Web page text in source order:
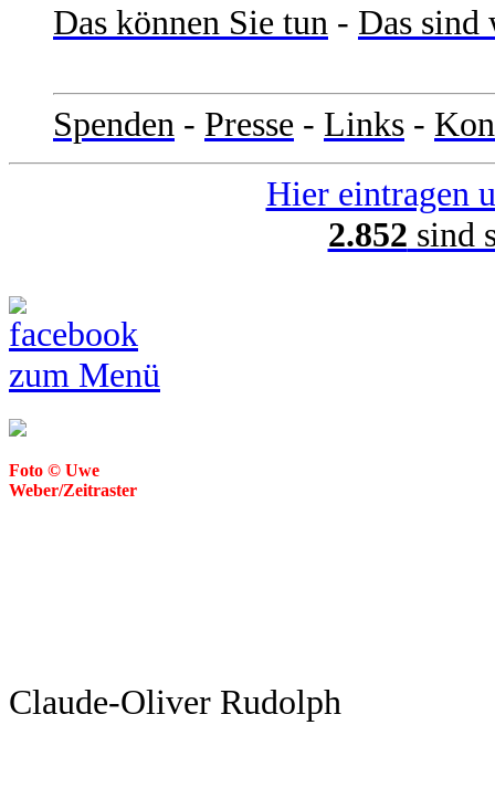
Das können Sie tun - Das sind
Spenden - Presse - Links -
Hier eintragen
2.852 sind
zum Menü
Foto © Uwe
Weber/Zeitraster
Claude-Oliver Rudolph